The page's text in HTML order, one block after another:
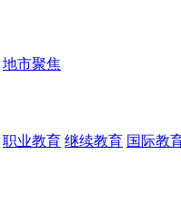
地市聚焦
职业教育 继续教育 国际教